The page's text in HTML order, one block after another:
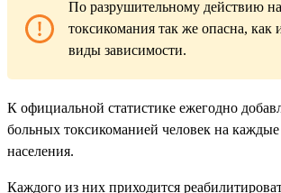
По разрушительному действию на
токсикомания так же опасна, как
виды зависимости.
К официальной статистике ежегодно
больных токсикоманией человек на
населения.
Каждого из них приходится